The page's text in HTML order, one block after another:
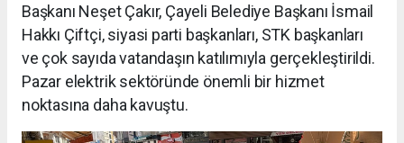
Başkanı Neşet Çakır, Çayeli Belediye Başkanı İsmail
Hakkı Çiftçi, siyasi parti başkanları, STK başkanları
ve çok sayıda vatandaşın katılımıyla gerçekleştirildi.
Pazar elektrik sektöründe önemli bir hizmet
noktasına daha kavuştu.